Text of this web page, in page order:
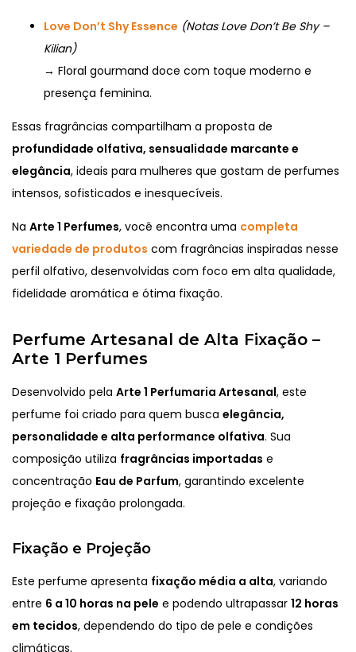
Love Don’t Shy Essence (Notas Love Don’t Be Shy –
Kilian)
→ Floral gourmand doce com toque moderno e
presença feminina.
Essas fragrâncias compartilham a proposta de
profundidade olfativa, sensualidade marcante e
elegância, ideais para mulheres que gostam de perfumes
intensos, sofisticados e inesquecíveis.
Na Arte 1 Perfumes, você encontra uma completa
variedade de produtos com fragrâncias inspiradas nesse
perfil olfativo, desenvolvidas com foco em alta qualidade,
fidelidade aromática e ótima fixação.
Perfume Artesanal de Alta Fixação –
Arte 1 Perfumes
Desenvolvido pela Arte 1 Perfumaria Artesanal, este
perfume foi criado para quem busca elegância,
personalidade e alta performance olfativa. Sua
composição utiliza fragrâncias importadas e
concentração Eau de Parfum, garantindo excelente
projeção e fixação prolongada.
Fixação e Projeção
Este perfume apresenta fixação média a alta, variando
entre 6 a 10 horas na pele e podendo ultrapassar 12 horas
em tecidos, dependendo do tipo de pele e condições
climáticas.